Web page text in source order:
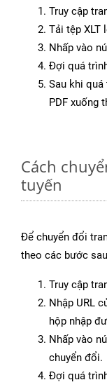
Truy cập
Tải tệp XLT
Nhấp vào
Đợi quá
Sau khi
PDF xuống
Cách
tuyến
Để chuyển đổi
theo các bước
Truy cập
Nhập URL
hộp nhập
Nhấp vào
chuyển đổi.
Đợi quá